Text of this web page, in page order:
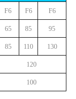
F6 F6 F6
65 85 95
85 110 130
120
100